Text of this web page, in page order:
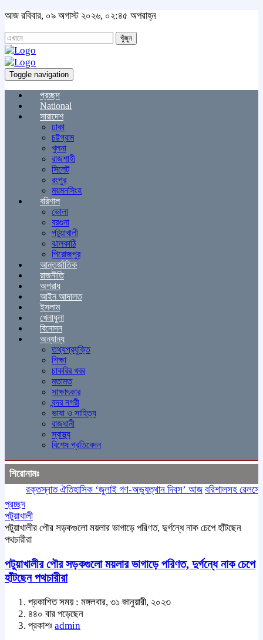
আজ রবিবার, ০৯ অগাস্ট ২০২৬, ০২:৪৫ অপরাহ্ন
খুঁজুন
Toggle navigation
প্রচ্ছদ
National
সারাদেশ
ঢাকা
চট্টগ্রাম
খুলনা
রাজশাহী
সিলেট
রংপুর
ময়মনসিংহ
বরিশাল
ভোলা
বরগুনা
পটুয়াখালী
ঝালকাঠি
পিরোজপুর
আন্তর্জাতিক
রাজনীতি
অপরাধ
আইন আদালত
ইসলাম
খেলাধুলা
বিনোদন
অন্যান্য
তথ্যপ্রযুক্তি
শিক্ষা
চাকরির খবর
মতামত
সাক্ষাৎকার
বন্দর নগরী
ভাষা ও সাহিত্য
রাজধানী
স্বাস্থ্য
বিশেষ প্রতিবেদন
শিরোনামঃ
রক্তস্নাত ঐতিহাসিক ‌‘জুলাই গণ-অভ্যুত্থান দিবস’ আজ বরিশালসহ রেলসেবা
প্রচ্ছদ
পটুয়াখালী
পটুয়াখালীর পৌর সড়কগুলো ময়লার ভাগাড়ে পরিণত, দুর্গন্ধে নাক চেপে হাঁটছেন
পথচারীরা
পটুয়াখালীর পৌর সড়কগুলো ময়লার ভাগাড়ে পরিণত, দুর্গন্ধে নাক চেপে
হাঁটছেন পথচারীরা
প্রকাশিত সময় : মঙ্গলবার, ৩১ জানুয়ারী, ২০২৩
৪৪০ বার পড়েছেন
প্রকাশঃ admin